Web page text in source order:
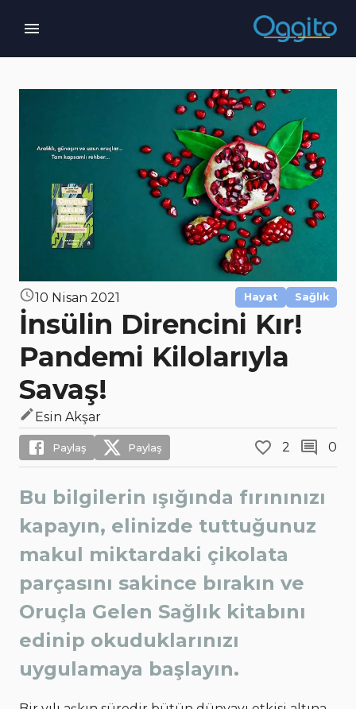
10 Nisan 2021 Hayat Sağlık
İnsülin Direncini Kır!
Pandemi Kilolarıyla
Savaş!
Esin Akşar
Paylaş Paylaş 2 0
Bu bilgilerin ışığında fırınınızı
kapayın, elinizde tuttuğunuz
makul miktardaki çikolata
parçasını sakince bırakın ve
Oruçla Gelen Sağlık kitabını
edinip okuduklarınızı
uygulamaya başlayın.